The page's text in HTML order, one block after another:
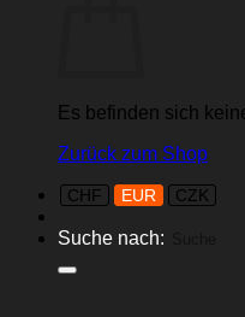
Es befinden sich
Zurück zum Shop
CHF EUR CZK
Suche nach: